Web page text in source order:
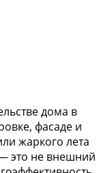
дома в
фасаде и
жаркого лета
это не внешний